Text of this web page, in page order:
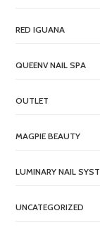
RED IGUANA
QUEENV NAIL SPA
OUTLET
MAGPIE BEAUTY
LUMINARY NAIL
UNCATEGORIZED